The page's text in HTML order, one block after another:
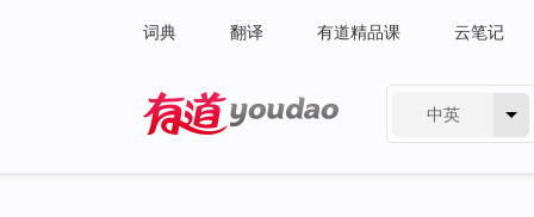
词典 翻译 有道精品课 云笔记
中英